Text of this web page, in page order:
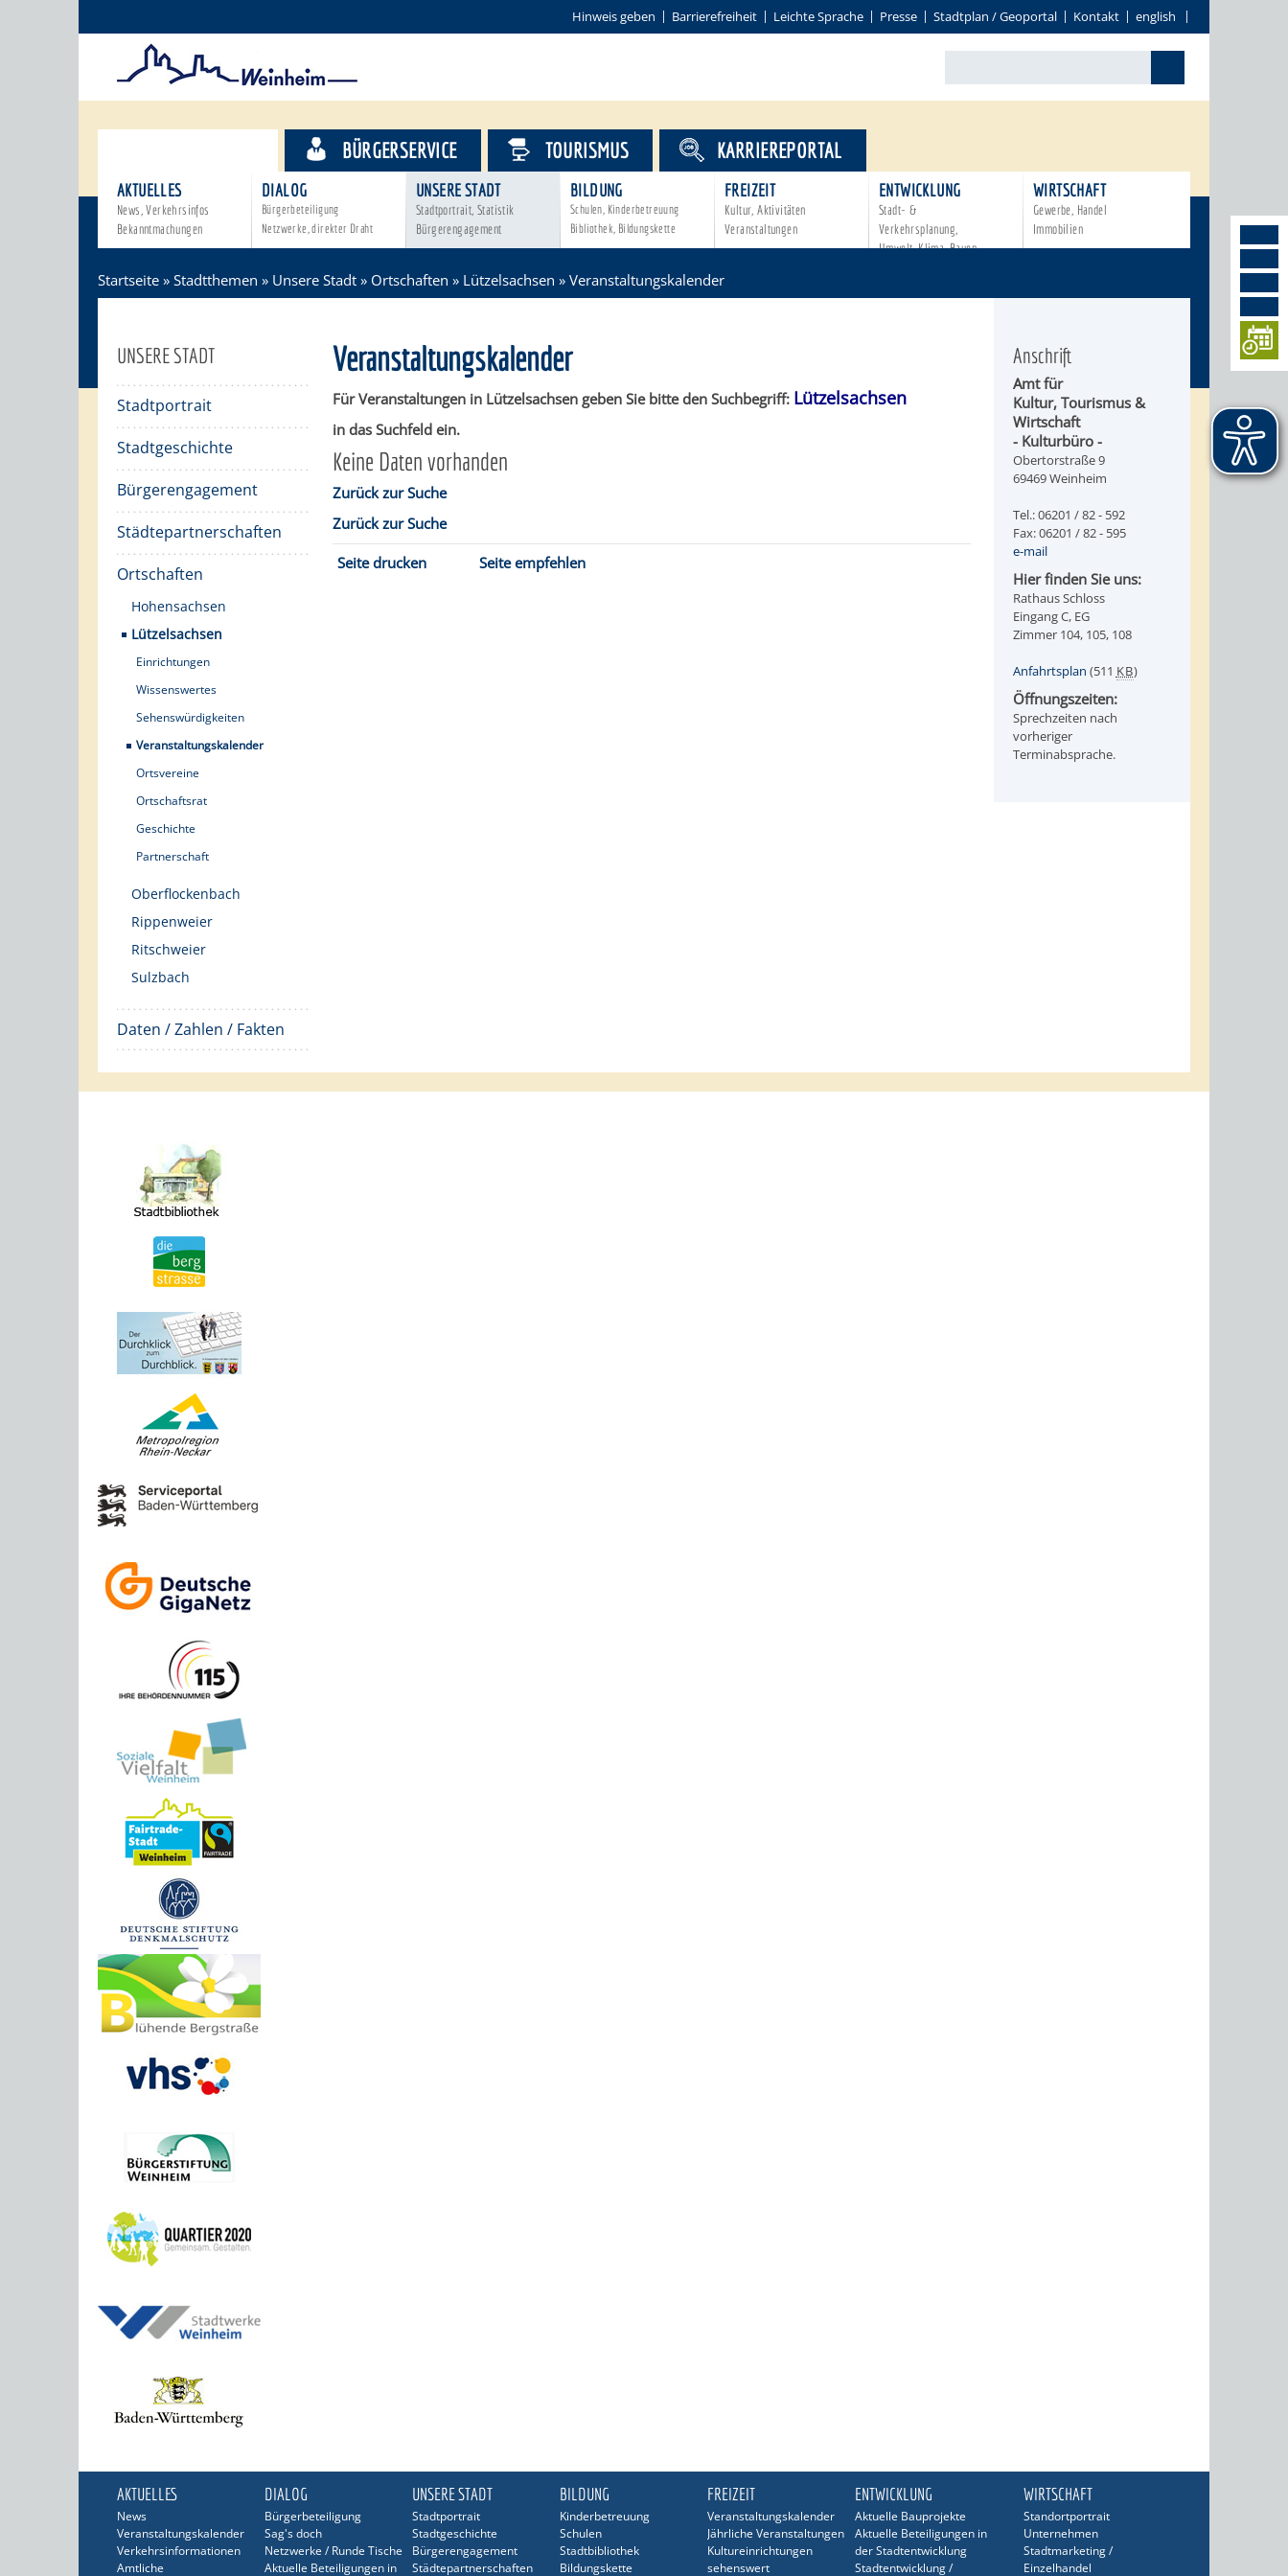
Hinweis geben Barrierefreiheit Leichte Sprache Presse Stadtplan / Geoportal Kontakt english
AKTUELLES
News, Verkehrsinfos
Bekanntmachungen
DIALOG
Bürgerbeteiligung
Netzwerke, direkter Draht
UNSERE STADT
Stadtportrait, Statistik
Bürgerengagement
BILDUNG
Schulen, Kinderbetreuung
Bibliothek, Bildungskette
FREIZEIT
Kultur, Aktivitäten
Veranstaltungen
ENTWICKLUNG
Stadt- &
Verkehrsplanung,
Umwelt, Klima, Bauen
WIRTSCHAFT
Gewerbe, Handel
Immobilien
BÜRGERSERVICE TOURISMUS KARRIEREPORTAL
Startseite » Stadtthemen » Unsere Stadt » Ortschaften » Lützelsachsen » Veranstaltungskalender
UNSERE STADT
Stadtportrait
Stadtgeschichte
Bürgerengagement
Städtepartnerschaften
Ortschaften
Hohensachsen
Lützelsachsen
Einrichtungen
Wissenswertes
Sehenswürdigkeiten
Veranstaltungskalender
Ortsvereine
Ortschaftsrat
Geschichte
Partnerschaft
Oberflockenbach
Rippenweier
Ritschweier
Sulzbach
Daten / Zahlen / Fakten
Veranstaltungskalender
Für Veranstaltungen in Lützelsachsen geben Sie bitte den Suchbegriff: Lützelsachsen
in das Suchfeld ein.
Keine Daten vorhanden
Zurück zur Suche
Zurück zur Suche
Seite drucken Seite empfehlen
Anschrift
Amt für
Kultur, Tourismus &
Wirtschaft
- Kulturbüro -
Obertorstraße 9
69469 Weinheim
Tel.: 06201 / 82 - 592
Fax: 06201 / 82 - 595
e-mail
Hier finden Sie uns:
Rathaus Schloss
Eingang C, EG
Zimmer 104, 105, 108
Anfahrtsplan (511 KB)
Öffnungszeiten:
Sprechzeiten nach
vorheriger
Terminabsprache.
AKTUELLES
News
Veranstaltungskalender
Verkehrsinformationen
Amtliche
DIALOG
Bürgerbeteiligung
Sag's doch
Netzwerke / Runde Tische
Aktuelle Beteiligungen in
UNSERE STADT
Stadtportrait
Stadtgeschichte
Bürgerengagement
Städtepartnerschaften
BILDUNG
Kinderbetreuung
Schulen
Stadtbibliothek
Bildungskette
FREIZEIT
Veranstaltungskalender
Jährliche Veranstaltungen
Kultureinrichtungen
sehenswert
ENTWICKLUNG
Aktuelle Bauprojekte
Aktuelle Beteiligungen in
der Stadtentwicklung
Stadtentwicklung /
WIRTSCHAFT
Standortportrait
Unternehmen
Stadtmarketing /
Einzelhandel